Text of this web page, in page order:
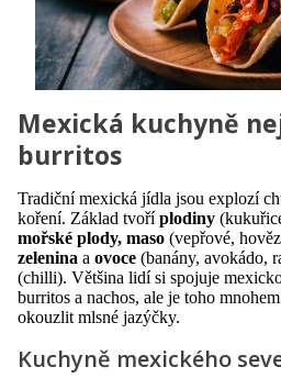
Mexická kuchyně
burritos
Tradiční mexická jídla jsou explozí
koření. Základ tvoříplodiny
mořské plody, maso (vepřové,
zelenina a ovoce (banány, avokádo,
(chilli). Většina lidí si spojuje
burritos a nachos, ale je toho
okouzlit mlsné jazýčky.
Kuchyně mexického